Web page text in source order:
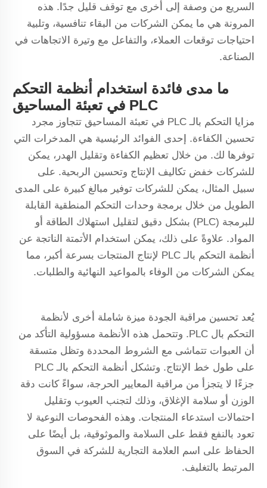
السريع من وصفة إلى أخرى مع توقف قليل جدًا. هذه
المرونة هي ما يمكن الشركات من البقاء تنافسية، وتلبية
احتياجات توقعات العملاء، والتفاعل مع وتيرة الاتجاهات في
الصناعة.
ما مدى فائدة استخدام أنظمة التحكم
PLC في تعبئة المساحيق
مزايا التحكم بالـ PLC في تعبئة المساحيق تتجاوز مجرد
تحسين الكفاءة. إحدى الفوائد الرئيسية هي المدخرات التي
توفرها لك. من خلال تعظيم الكفاءة وتقليل الهدر، يمكن
للشركات خفض تكاليف الإنتاج وتحسين الربحية. على
سبيل المثال، يمكن للشركات توفير مبالغ كبيرة على المدى
الطويل من خلال برمجة وحدات التحكم المنطقية القابلة
للبرمجة (PLC) بشكل دقيق لتقليل استهلاك الطاقة أو
المواد. علاوةً على ذلك، يمكن استخدام الأتمتة الناتجة عن
أنظمة التحكم بالـ PLC لإنتاج المنتجات بسرعة أكبر، مما
يمكن الشركات من الوفاء بالمواعيد النهائية والطلبات.
يُعد تحسين مراقبة الجودة ميزة شاملة أخرى لأنظمة
التحكم بال PLC. وتتحمل هذه الأنظمة مسؤولية التأكد من
أن العبوات تتماشى مع الشروط المحددة وتظل متسقة
على طول خط الإنتاج. وتشكل أنظمة التحكم بالـ PLC
جزءًا لا يتجزأ من مراقبة المعايير الحرجة، سواءً كانت دقة
الوزن أو سلامة الإغلاق، وذلك لتجنب العيوب وتقليل
احتمالات استدعاء المنتجات. وهذه الفحوصات النوعية لا
تعود بالنفع فقط على السلامة والموثوقية، بل أيضًا على
الحفاظ على اسم العلامة التجارية للشركة في السوق
المرتبط بالتغليف.